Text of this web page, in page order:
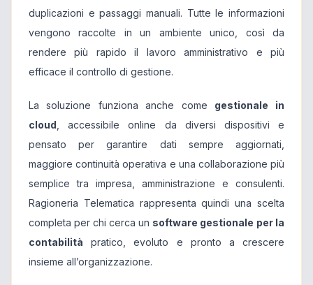
duplicazioni e passaggi manuali. Tutte le informazioni
vengono raccolte in un ambiente unico, così da
rendere più rapido il lavoro amministrativo e più
efficace il controllo di gestione.
La soluzione funziona anche come gestionale in
cloud , accessibile online da diversi dispositivi e
pensato per garantire dati sempre aggiornati,
maggiore continuità operativa e una collaborazione più
semplice tra impresa, amministrazione e consulenti.
Ragioneria Telematica rappresenta quindi una scelta
completa per chi cerca un software gestionale per la
contabilità pratico, evoluto e pronto a crescere
insieme all’organizzazione.